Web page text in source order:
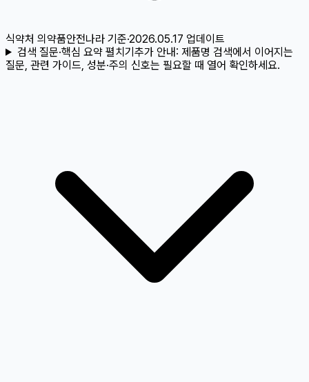
식약처 의약품안전나라 기준·2026.05.17 업데이트
검색 질문·핵심 요약 펼치기추가 안내: 제품명 검색에서 이어지는
질문, 관련 가이드, 성분·주의 신호는 필요할 때 열어 확인하세요.